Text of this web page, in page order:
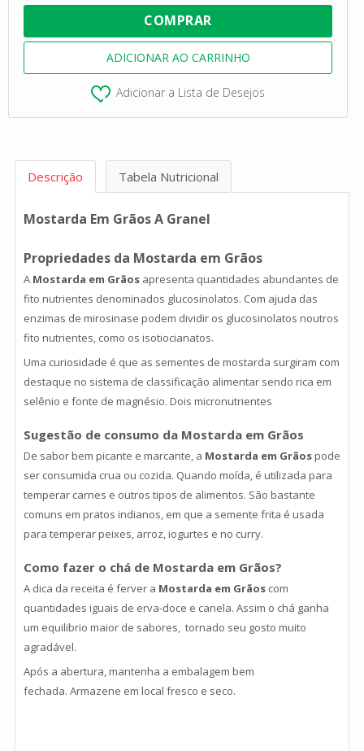
Adicionar a Lista de Desejos
Descrição Tabela Nutricional
Mostarda Em Grãos A Granel
Propriedades da Mostarda em Grãos
A Mostarda em Grãos apresenta quantidades abundantes de
fito nutrientes denominados glucosinolatos. Com ajuda das
enzimas de mirosinase podem dividir os glucosinolatos noutros
fito nutrientes, como os isotiocianatos.
Uma curiosidade é que as sementes de mostarda surgiram com
destaque no sistema de classificação alimentar sendo rica em
selênio e fonte de magnésio. Dois micronutrientes
Sugestão de consumo da Mostarda em Grãos
De sabor bem picante e marcante, a Mostarda em Grãospode
ser consumida crua ou cozida. Quando moída, é utilizada para
temperar carnes e outros tipos de alimentos. São bastante
comuns em pratos indianos, em que a semente frita é usada
para temperar peixes, arroz, iogurtes e no curry.
Como fazer o chá de Mostarda em Grãos?
A dica da receita é ferver a Mostarda em Grãos com
quantidades iguais de erva-doce e canela. Assim o chá ganha
um equilibrio maior de sabores, tornado seu gosto muito
agradável.
Após a abertura, mantenha a embalagem bem
fechada. Armazene em local fresco e seco.